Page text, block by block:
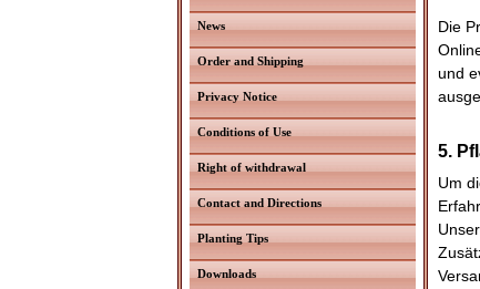
News
Order and Shipping
Privacy Notice
Conditions of Use
Right of withdrawal
Contact and Directions
Planting Tips
Downloads
Die
und
5.
Um